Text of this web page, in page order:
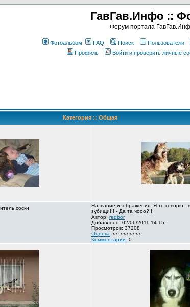
ГавГав.Инфо ::
Форум портала
Фотоальбом FAQ Поиск Пользователи
Профиль
Войти и проверить личные
Категория :: Общая
соски
Название изображения: Я те говорю -
зубищи!!! - Да та чооо?!!
Автор: redbor
Добавлено: 02/06/2011 14:15
Просмотров: 37208
Оценка: не оценено
Комментарии: 0